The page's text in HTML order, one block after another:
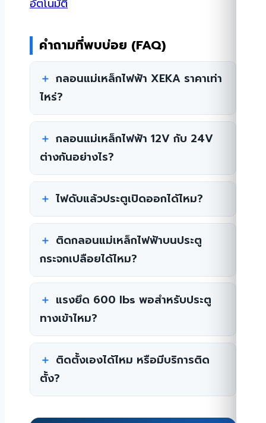
อัตโนมัติ
คำถามที่พบบ่อย (FAQ)
กลอนแม่เหล็กไฟฟ้า XEKA ราคาเท่า
ไหร่?
กลอนแม่เหล็กไฟฟ้า 12V กับ 24V
ต่างกันอย่างไร?
ไฟดับแล้วประตูเปิดออกได้ไหม?
ติดกลอนแม่เหล็กไฟฟ้าบนประตู
กระจกเปลือยได้ไหม?
แรงยึด 600 lbs พอสำหรับประตู
ทางเข้าไหม?
ติดตั้งเองได้ไหม หรือมีบริการติด
ตั้ง?